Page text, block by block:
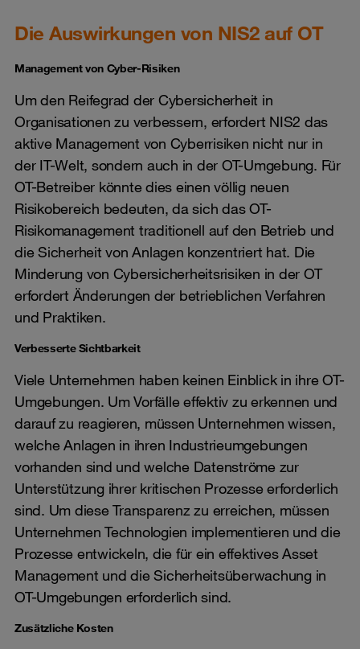
Die Auswirkungen von NIS2 auf OT
Management von Cyber-Risiken
Um den Reifegrad der Cybersicherheit in
Organisationen zu verbessern, erfordert NIS2 das
aktive Management von Cyberrisiken nicht nur in
der IT-Welt, sondern auch in der OT-Umgebung. Für
OT-Betreiber könnte dies einen völlig neuen
Risikobereich bedeuten, da sich das OT-
Risikomanagement traditionell auf den Betrieb und
die Sicherheit von Anlagen konzentriert hat. Die
Minderung von Cybersicherheitsrisiken in der OT
erfordert Änderungen der betrieblichen Verfahren
und Praktiken.
Verbesserte Sichtbarkeit
Viele Unternehmen haben keinen Einblick in ihre OT-
Umgebungen. Um Vorfälle effektiv zu erkennen und
darauf zu reagieren, müssen Unternehmen wissen,
welche Anlagen in ihren Industrieumgebungen
vorhanden sind und welche Datenströme zur
Unterstützung ihrer kritischen Prozesse erforderlich
sind. Um diese Transparenz zu erreichen, müssen
Unternehmen Technologien implementieren und die
Prozesse entwickeln, die für ein effektives Asset
Management und die Sicherheitsüberwachung in
OT-Umgebungen erforderlich sind.
Zusätzliche Kosten